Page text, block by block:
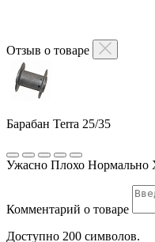
Отзыв о товаре
Барабан Terra 25/35
Ужасно Плохо Нормально
Комментарий о товаре
Доступно 200 символов.